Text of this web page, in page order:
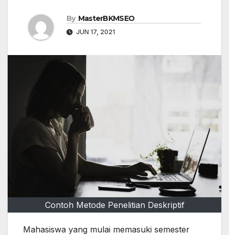
By MasterBKMSEO
JUN 17, 2021
Contoh Metode Penelitian Deskriptif
Mahasiswa yang mulai memasuki semester